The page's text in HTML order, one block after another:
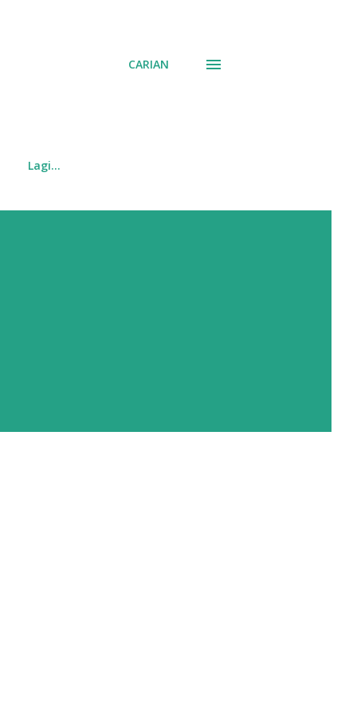
CARIAN
Lagi…